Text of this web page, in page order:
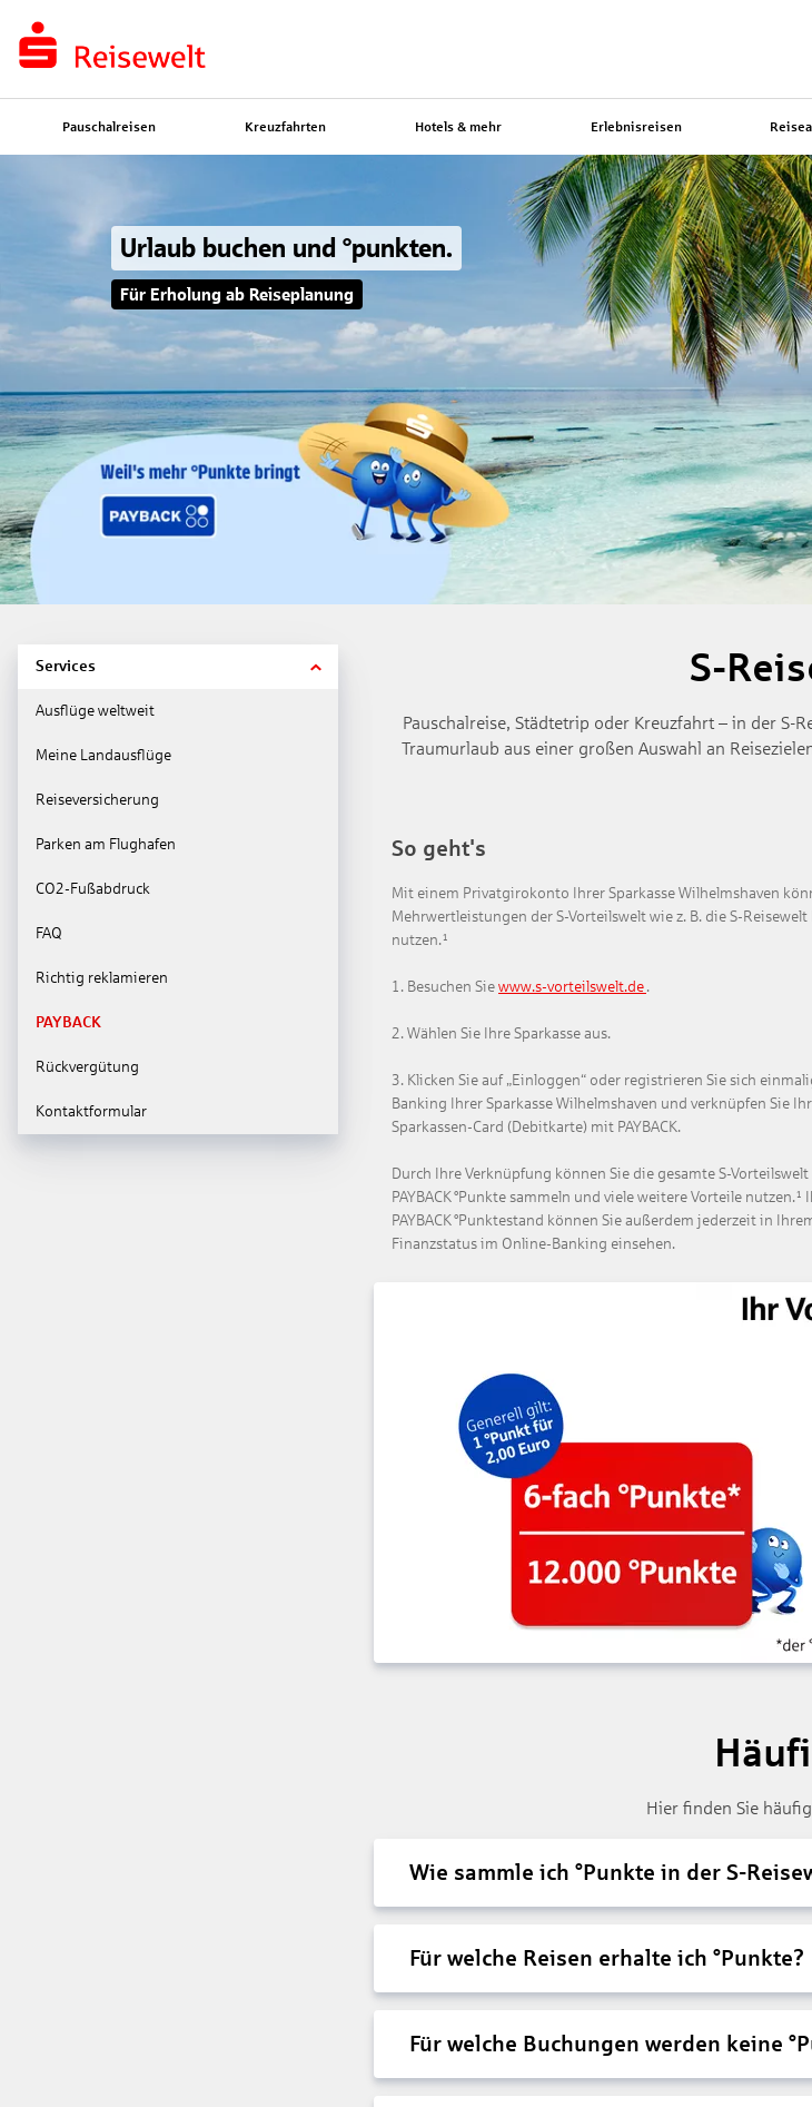
Pauschalreisen Kreuzfahrten Hotels & mehr Erlebnisreisen
Urlaub buchen und °punkten.
Für Erholung ab Reiseplanung
Services
Ausflüge weltweit
Meine Landausflüge
Reiseversicherung
Parken am Flughafen
CO2-Fußabdruck
FAQ
Richtig reklamieren
PAYBACK
Rückvergütung
Kontaktformular
S-
Pauschalreise, Städtetrip oder Kreuzfahrt – in der S-
Traumurlaub aus einer großen Auswahl an
So geht's
Mit einem Privatgirokonto Ihrer Sparkasse Wilhelmshaven
Mehrwertleistungen der S-Vorteilswelt wie z. B. die S-
nutzen.¹
1. Besuchen Sie www.s-vorteilswelt.de .
2. Wählen Sie Ihre Sparkasse aus.
3. Klicken Sie auf „Einloggen“ oder registrieren Sie sich
Banking Ihrer Sparkasse Wilhelmshaven und verknüpfen Sie
Sparkassen-Card (Debitkarte) mit PAYBACK.
Durch Ihre Verknüpfung können Sie die gesamte S-
PAYBACK °Punkte sammeln und viele weitere Vorteile nutzen.¹
PAYBACK °Punktestand können Sie außerdem jederzeit in
Finanzstatus im Online-Banking einsehen.
Hier finden Sie
Wie sammle ich °Punkte in der S-
Für welche Reisen erhalte ich °Punkte?
Für welche Buchungen werden keine